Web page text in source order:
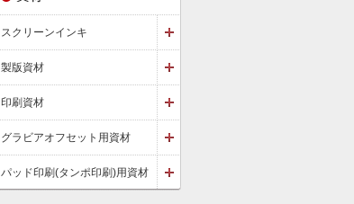
スクリーンインキ
製版資材
印刷資材
グラビアオフセット用資材
パッド印刷(タンポ印刷)用資材